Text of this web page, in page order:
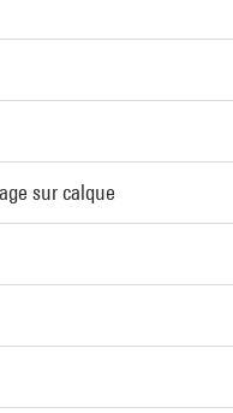
sur calque